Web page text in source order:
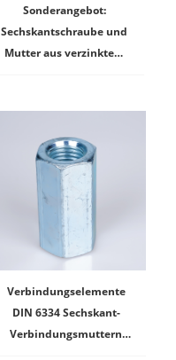
Sonderangebot:
Sechskantschraube und
Mutter aus verzinktem
Verbindungselemente
DIN 6334 Sechskant-
Verbindungsmuttern